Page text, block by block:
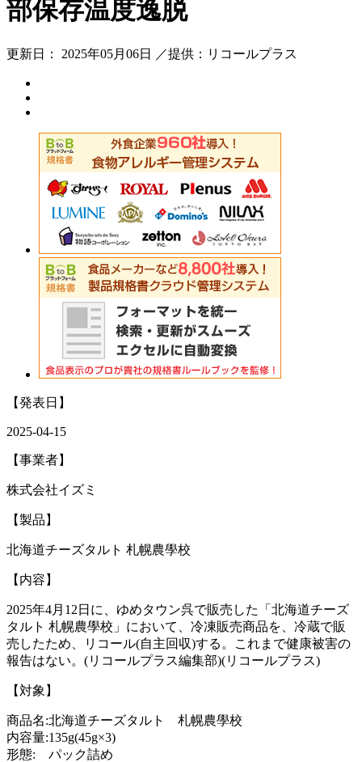
部保存温度逸脱
更新日： 2025年05月06日 ／提供：リコールプラス
【発表日】
2025-04-15
【事業者】
株式会社イズミ
【製品】
北海道チーズタルト 札幌農學校
【内容】
2025年4月12日に、ゆめタウン呉で販売した「北海道チーズ
タルト 札幌農學校」において、冷凍販売商品を、冷蔵で販
売したため、リコール(自主回収)する。これまで健康被害の
報告はない。(リコールプラス編集部)(リコールプラス)
【対象】
商品名:北海道チーズタルト 札幌農學校
内容量:135g(45g×3)
形態: パック詰め